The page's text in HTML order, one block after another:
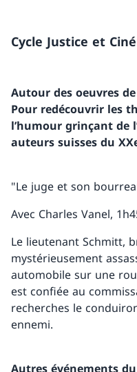
Cycle Justice et
Autour des oeuvres
Pour redécouvrir les
l’humour grinçant de
auteurs suisses du
"Le juge et son
Avec Charles Vanel,
Le lieutenant Schmitt,
mystérieusement
automobile sur une
est confiée au
recherches le
ennemi.
Autres événements